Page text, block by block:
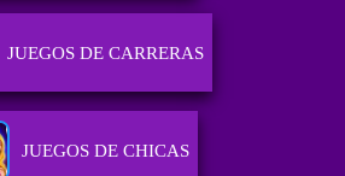
JUEGOS DE CARRERAS
JUEGOS DE CHICAS